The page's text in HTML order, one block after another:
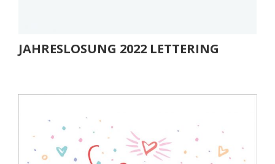
JAHRESLOSUNG 2022 LETTERING